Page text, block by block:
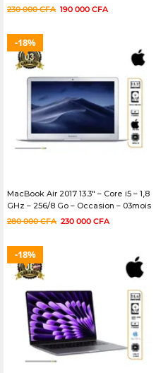
230 000CFA 190 000 CFA
18%
MacBook Air 2017 13.3″ – Core i5 – 1,8
GHz – 256/8 Go – Occasion – 03mois
280 000CFA 230 000 CFA
18%